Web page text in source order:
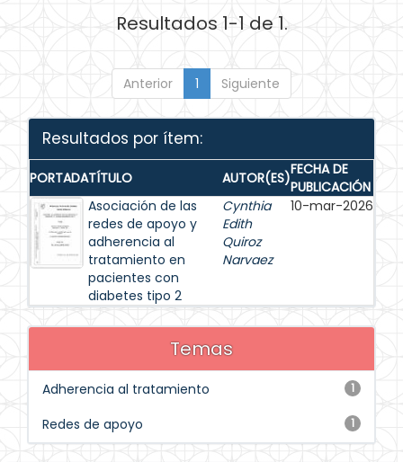
Resultados 1-1 de 1.
Anterior 1 Siguiente
Resultados por ítem:
PORTADATÍTULO AUTOR(ES)FECHA DE
PUBLICACIÓN
Asociación de las
redes de apoyo y
adherencia al
tratamiento en
pacientes con
diabetes tipo 2
Cynthia
Edith
Quiroz
Narvaez
10-mar-2026
Temas
1
Adherencia al tratamiento
1
Redes de apoyo